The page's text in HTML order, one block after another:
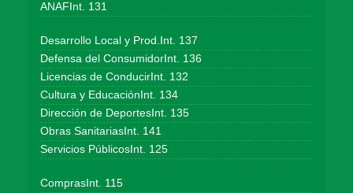
ANAFInt. 131
Desarrollo Local y Prod.Int. 137
Defensa del ConsumidorInt. 136
Licencias de ConducirInt. 132
Cultura y EducaciónInt. 134
Dirección de DeportesInt. 135
Obras SanitariasInt. 141
Servicios PúblicosInt. 125
ComprasInt. 115